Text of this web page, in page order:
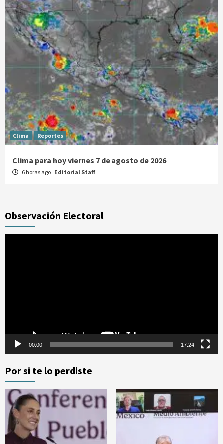
Clima Reportes
Clima para hoy viernes 7 de agosto de 2026
6 horas ago Editorial Staff
Observación Electoral
00:00 17:24
Por si te lo perdiste